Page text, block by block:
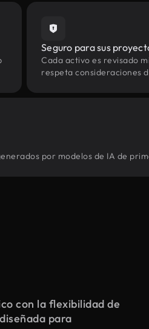
Seguro para sus
Cada activo es revisado
respeta consideraciones
por modelos de IA de
con la flexibilidad de
para